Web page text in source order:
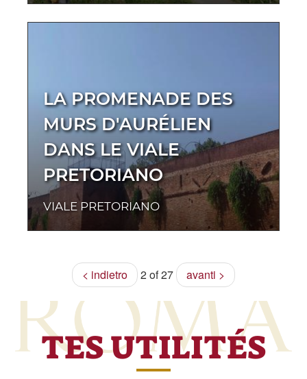
LA PROMENADE DES
MURS D'AURÉLIEN
DANS LE VIALE
PRETORIANO
VIALE PRETORIANO
< indietro 2 of 27 avanti >
TES UTILITÉS